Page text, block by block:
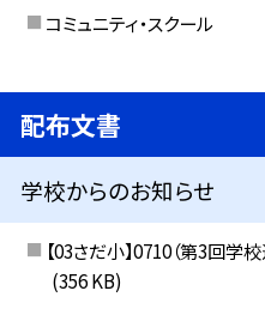
コミュニティ・スクール
配布文書
学校からのお知らせ
【03さだ小】0710（第3回学
(356 KB)